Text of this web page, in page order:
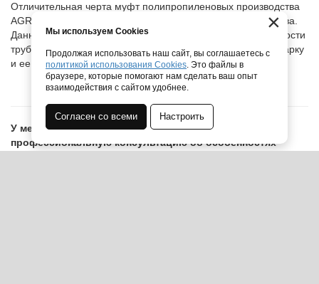
Отличительная черта муфт полипропиленовых производства
AGRU является наличие режима предварительного нагрева.
Данный режим позволяет минимизировать фактор овальности
труб при сварке, что гарантирует более технологичную сварку
и ее результат.
У менеджеров нашей компании можно получить
профессиональную консультацию об особенностях
×
Мы используем Cookies
Продолжая использовать наш сайт, вы соглашаетесь с
политикой использования Cookies. Это файлы в
браузере, которые помогают нам сделать ваш опыт
взаимодействия с сайтом удобнее.
Согласен со всеми Настроить